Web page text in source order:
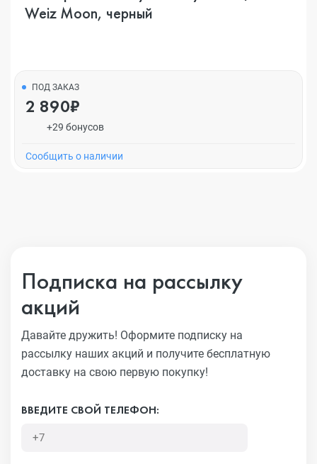
Weiz Moon, черный
ПОД ЗАКАЗ
2 890₽
+29 бонусов
Cообщить о наличии
Подписка на рассылку
акций
Давайте дружить! Оформите подписку на
рассылку наших акций и получите бесплатную
доставку на свою первую покупку!
ВВЕДИТЕ СВОЙ ТЕЛЕФОН: